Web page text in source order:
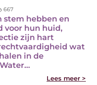
667
stem hebben en
voor hun huid,
zijn hart
wat
in de
Lees meer >